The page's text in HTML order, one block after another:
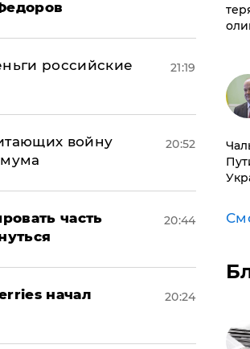
российские
21:19
войну
20:52
часть
20:44
начал
20:24